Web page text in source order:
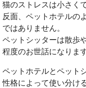
猫のストレスは小さく
反面、ペットホテルの
ではありません。
ペットシッターは散歩
程度のお世話になります
ペットホテルとペット
性格によって使い分け